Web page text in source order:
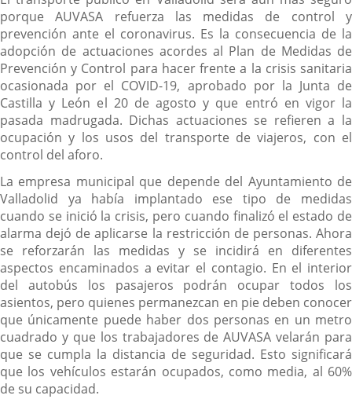
porque AUVASA refuerza las medidas de control y
prevención ante el coronavirus. Es la consecuencia de la
adopción de actuaciones acordes al Plan de Medidas de
Prevención y Control para hacer frente a la crisis sanitaria
ocasionada por el COVID-19, aprobado por la Junta de
Castilla y León el 20 de agosto y que entró en vigor la
pasada madrugada. Dichas actuaciones se refieren a la
ocupación y los usos del transporte de viajeros, con el
control del aforo.
La empresa municipal que depende del Ayuntamiento de
Valladolid ya había implantado ese tipo de medidas
cuando se inició la crisis, pero cuando finalizó el estado de
alarma dejó de aplicarse la restricción de personas. Ahora
se reforzarán las medidas y se incidirá en diferentes
aspectos encaminados a evitar el contagio. En el interior
del autobús los pasajeros podrán ocupar todos los
asientos, pero quienes permanezcan en pie deben conocer
que únicamente puede haber dos personas en un metro
cuadrado y que los trabajadores de AUVASA velarán para
que se cumpla la distancia de seguridad. Esto significará
que los vehículos estarán ocupados, como media, al 60%
de su capacidad.